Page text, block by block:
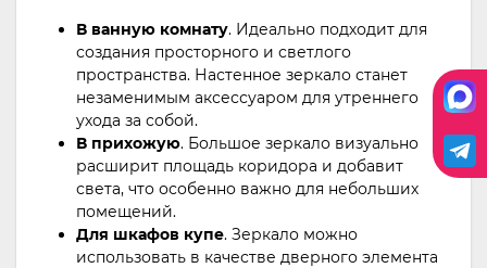
В ванную комнату. Идеально подходит для
создания просторного и светлого
пространства. Настенное зеркало станет
незаменимым аксессуаром для утреннего
ухода за собой.
В прихожую. Большое зеркало визуально
расширит площадь коридора и добавит
света, что особенно важно для небольших
помещений.
Для шкафов купе. Зеркало можно
использовать в качестве дверного элемента